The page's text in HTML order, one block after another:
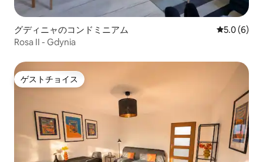
グディニャのコンドミニアム レビュー6
5.0 (6)
Rosa II - Gdynia
ゲストチョイス
ゲストチョイス